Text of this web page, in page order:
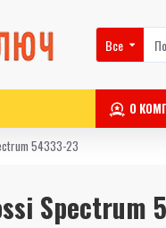
Все
О
54333-23
Spectrum